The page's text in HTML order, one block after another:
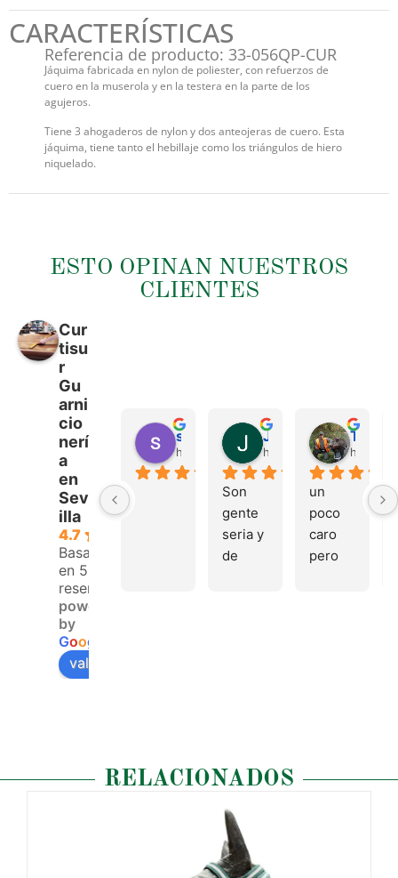
CARACTERÍSTICAS
Referencia de producto: 33-056QP-CUR
Jáquima fabricada en nylon de poliester, con refuerzos de
cuero en la muserola y en la testera en la parte de los
agujeros.
Tiene 3 ahogaderos de nylon y dos anteojeras de cuero. Esta
jáquima, tiene tanto el hebillaje como los triángulos de hiero
niquelado.
ESTO OPINAN NUESTROS
CLIENTES
Cur
tisu
r
Gu
arni
cio
nerí
a
en
Sev
illa
4.7
Basado
en 53
reseñas.
powered
by
Goog
valóranos en
hace 4 meses hace 4 meses
Son
gente
seria y
de
hace 4
un
poco
caro
pero
RELACIONADOS